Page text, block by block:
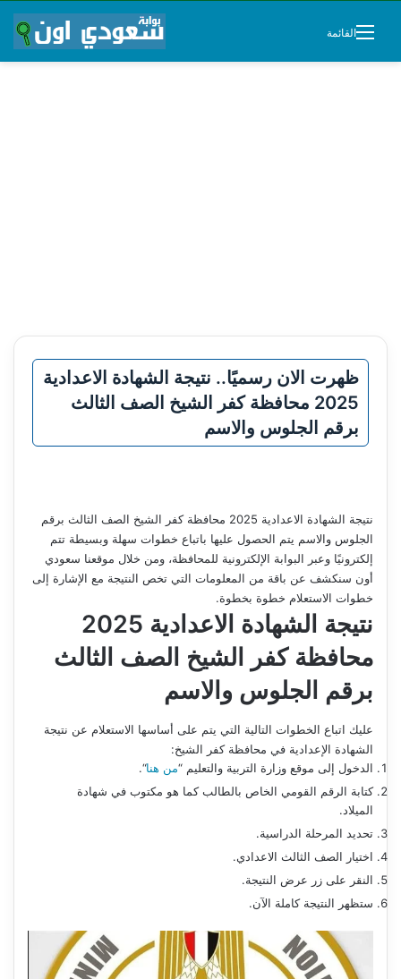
القائمة
ظهرت الان رسميًا.. نتيجة الشهادة الاعدادية
2025 محافظة كفر الشيخ الصف الثالث
برقم الجلوس والاسم
نتيجة الشهادة الاعدادية 2025 محافظة كفر الشيخ الصف الثالث برقم
الجلوس والاسم يتم الحصول عليها باتباع خطوات سهلة وبسيطة تتم
إلكترونيًا وعبر البوابة الإلكترونية للمحافظة، ومن خلال موقعنا سعودي
أون سنكشف عن باقة من المعلومات التي تخص النتيجة مع الإشارة إلى
خطوات الاستعلام خطوة بخطوة.
نتيجة الشهادة الاعدادية 2025
محافظة كفر الشيخ الصف الثالث
برقم الجلوس والاسم
عليك اتباع الخطوات التالية التي يتم على أساسها الاستعلام عن نتيجة
الشهادة الإعدادية في محافظة كفر الشيخ:
الدخول إلى موقع وزارة التربية والتعليم “من هنا“.
كتابة الرقم القومي الخاص بالطالب كما هو مكتوب في شهادة
الميلاد.
تحديد المرحلة الدراسية.
اختيار الصف الثالث الاعدادي.
النقر على زر عرض النتيجة.
ستظهر النتيجة كاملة الآن.